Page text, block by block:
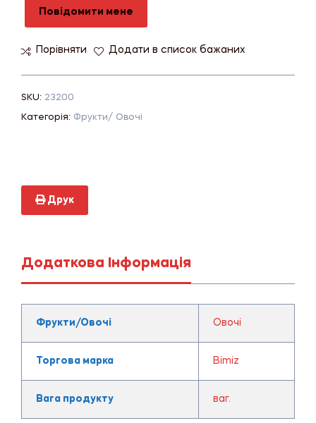
Повідомити мене
Порівняти Додати в список бажаних
SKU: 23200
Категорія: Фрукти/ Овочі
Друк
Додаткова Інформація
Фрукти/Овочі Овочі
Торгова марка Bimiz
Вага продукту ваг.